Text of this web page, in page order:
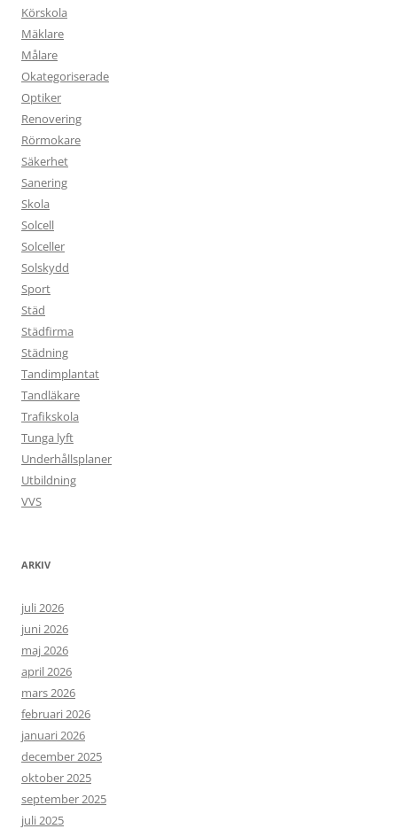
Körskola
Mäklare
Målare
Okategoriserade
Optiker
Renovering
Rörmokare
Säkerhet
Sanering
Skola
Solcell
Solceller
Solskydd
Sport
Städ
Städfirma
Städning
Tandimplantat
Tandläkare
Trafikskola
Tunga lyft
Underhållsplaner
Utbildning
VVS
ARKIV
juli 2026
juni 2026
maj 2026
april 2026
mars 2026
februari 2026
januari 2026
december 2025
oktober 2025
september 2025
juli 2025